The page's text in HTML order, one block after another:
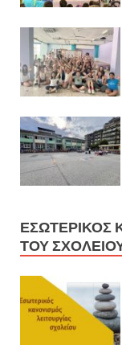
ΕΣΩΤΕΡΙΚΌΣ
ΤΟΥ